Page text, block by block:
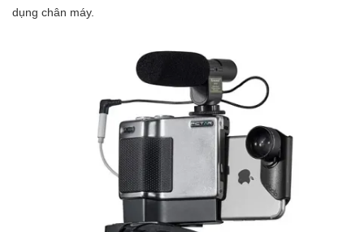
dụng chân máy.